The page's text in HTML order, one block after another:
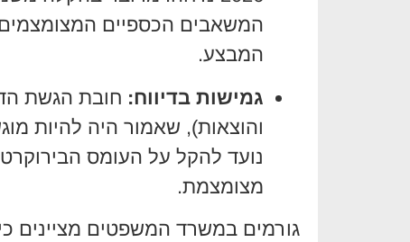
המשאבים הכספיים המצומצמים
המבצע.
גמישות בדיווח: חובת הגשת
והוצאות), שאמור היה להיות
נועד להקל על העומס
מצומצמת.
גורמים במשרד המשפטים מציינים